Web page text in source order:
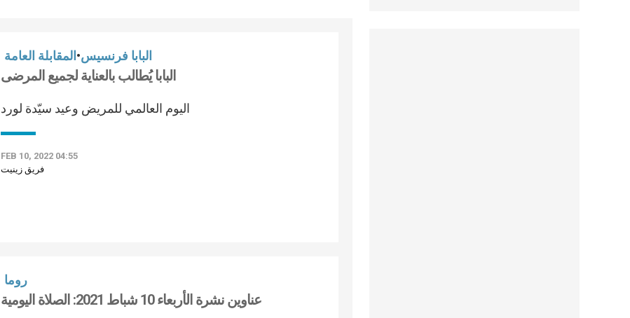
البابا فرنسيس• المقابلة العامة
البابا يُطالب بالعناية لجميع المرضى
اليوم العالمي للمريض وعيد سيّدة لورد
FEB 10, 2022 04:55
فريق زينيت
روما
عناوين نشرة الأربعاء 10 شباط 2021: الصلاة اليومية